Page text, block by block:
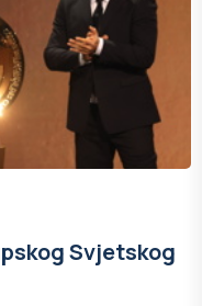
Svjetskog